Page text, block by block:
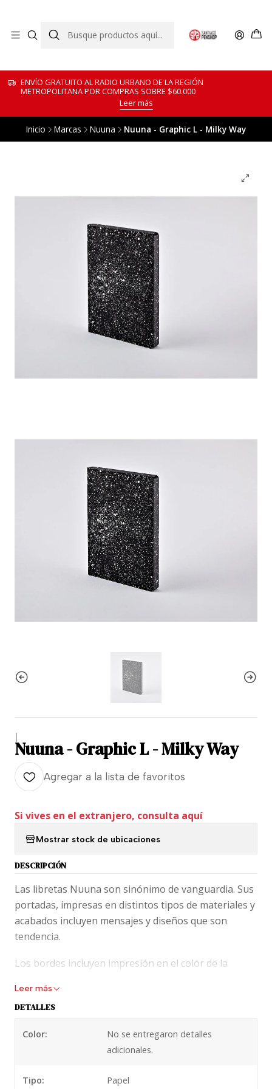
ENVÍO GRATUITO AL RADIO URBANO DE LA REGIÓN
METROPOLITANA POR COMPRAS SOBRE $60.000
Leer más
Inicio Marcas Nuuna Nuuna - Graphic L - Milky Way
|
Nuuna - Graphic L - Milky Way
Agregar a la lista de favoritos
Si vives en el extranjero, consulta aquí
Mostrar stock de ubicaciones
DESCRIPCIÓN
Las libretas Nuuna son sinónimo de vanguardia. Sus
portadas, impresas en distintos tipos de materiales y
acabados incluyen mensajes y diseños que son
tendencia.
Los bordes incluyen impresión en el color de la
Los interiores están encuadernados de manera que
la escritura se hace sencilla en el pliegue.
El diseño interior es un patrón de puntos muy sutil y
Leer más
DETALLES
Color:
No se entregaron detalles
adicionales.
Tipo: Papel